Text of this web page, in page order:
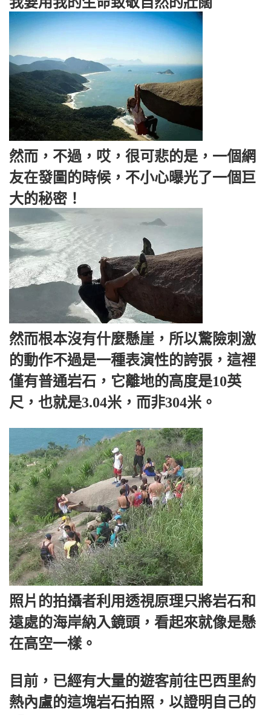
然而，不過，哎，很可悲的是，一個網
友在發圖的時候，不小心曝光了一個巨
大的秘密！
然而根本沒有什麼懸崖，所以驚險刺激
的動作不過是一種表演性的誇張，這裡
僅有普通岩石，它離地的高度是10英
尺，也就是3.04米，而非304米。
照片的拍攝者利用透視原理只將岩石和
遠處的海岸納入鏡頭，看起來就像是懸
在高空一樣。
目前，已經有大量的遊客前往巴西里約
熱內盧的這塊岩石拍照，以證明自己的